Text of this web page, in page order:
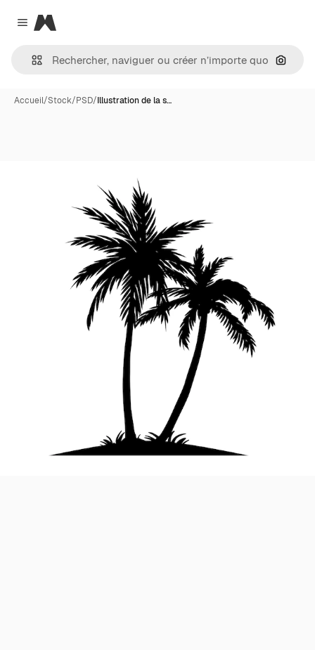
Close menu
Magnific
Accueil/Stock/PSD/Illustration de la s…